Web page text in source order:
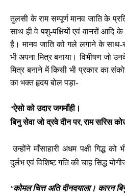
तुलसी के राम सम्पूर्ण मानव जाति के
साथ ही वे पशु-पक्षियों एवं वानरों आदि
है। मानव जाति को गले लगाने के साथ-
भी अपना मित्र बनाया। विभीषण जो
मित्र बनाने में किसी भी प्रकार का
का भक्त हृदय बोल पड़ा-
‘‘ऐसो को उदार जगमाँही।
बिनु सेवा जो द्रवे दीन पर, राम सरिस
उन्होंने माँसाहारी अधम पक्षी गिद्ध
दुर्लभ एवं विशिष्ट गति की चाह सिद्ध
‘‘कोमल चित्त अति दीनदयाला। कारन